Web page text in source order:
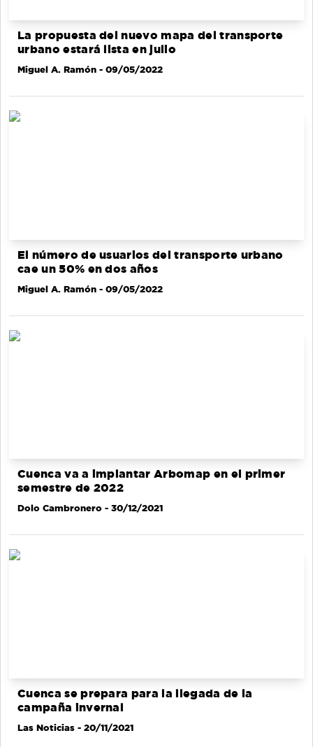
La propuesta del nuevo mapa del transporte
urbano estará lista en julio
Miguel A. Ramón - 09/05/2022
El número de usuarios del transporte urbano
cae un 50% en dos años
Miguel A. Ramón - 09/05/2022
Cuenca va a implantar Arbomap en el primer
semestre de 2022
Dolo Cambronero - 30/12/2021
Cuenca se prepara para la llegada de la
campaña invernal
Las Noticias - 20/11/2021